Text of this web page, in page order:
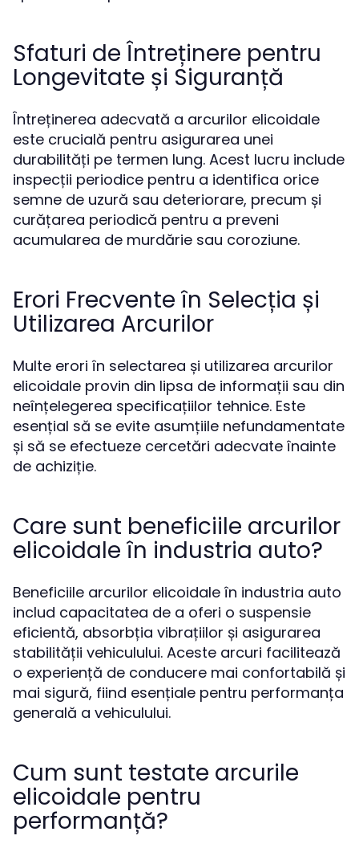
Sfaturi de Întreținere pentru
Longevitate și Siguranță
Întreținerea adecvată a arcurilor elicoidale
este crucială pentru asigurarea unei
durabilități pe termen lung. Acest lucru include
inspecții periodice pentru a identifica orice
semne de uzură sau deteriorare, precum și
curățarea periodică pentru a preveni
acumularea de murdărie sau coroziune.
Erori Frecvente în Selecția și
Utilizarea Arcurilor
Multe erori în selectarea și utilizarea arcurilor
elicoidale provin din lipsa de informații sau din
neînțelegerea specificațiilor tehnice. Este
esențial să se evite asumțiile nefundamentate
și să se efectueze cercetări adecvate înainte
de achiziție.
Care sunt beneficiile arcurilor
elicoidale în industria auto?
Beneficiile arcurilor elicoidale în industria auto
includ capacitatea de a oferi o suspensie
eficientă, absorbția vibrațiilor și asigurarea
stabilității vehiculului. Aceste arcuri facilitează
o experiență de conducere mai confortabilă și
mai sigură, fiind esențiale pentru performanța
generală a vehiculului.
Cum sunt testate arcurile
elicoidale pentru
performanță?